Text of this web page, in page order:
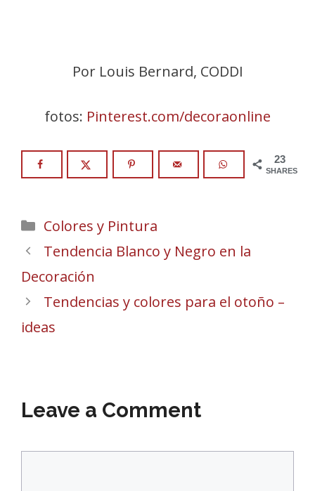
Por Louis Bernard, CODDI
fotos: Pinterest.com/decoraonline
23
SHARES
Categories
Colores y Pintura
Tendencia Blanco y Negro en la
Decoración
Tendencias y colores para el otoño –
ideas
Leave a Comment